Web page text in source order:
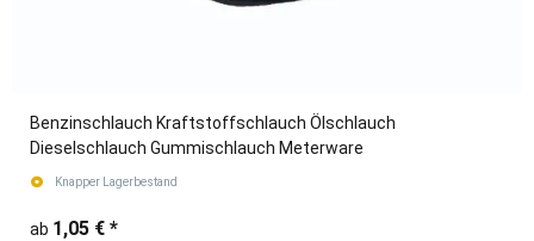
Benzinschlauch Kraftstoffschlauch Ölschlauch
Dieselschlauch Gummischlauch Meterware
Knapper Lagerbestand
ab 1,05 € *